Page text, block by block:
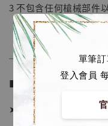
單筆
登入會員
3 不包含任何槍械部件
■ 販售資訊 (NT$)：
➤ 價格 4380元 (訂金